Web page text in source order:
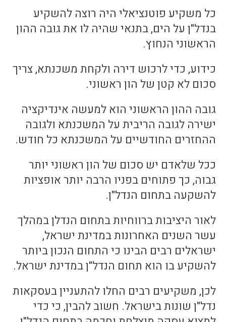
כל משקיע פוטנציאלי היה רוצה להשקיע
בנדל"ן על הים, בתנאי שהיה לו את גובה ההון
הראשוני הנחוץ.
כידוע, כדי לרכוש דירה ולקחת משכנתא, צריך
סכום לא קטן של הון ראשוני.
גובה ההון הראשוני הוא למעשה אינדיקציה
ישירה לגובה הריבית על המשכנתא ולגובה
ההחזרים החודשיים על המשכנתא כל חודש.
ככל שלאדם יש סכום של הון ראשוני יותר
גבוה, כך פתוחים בפניו הרבה יותר אופציות
להשקעה בתחום הנדל"ן.
לאור היציבות ברווחיות בתחום הנדלן במהלך
עשר השנים האחרונות במדינת ישראל,
ישראלים רבים הבינו כי התחום הנכון ביותר
להשקיע בו הוא תחום הנדל"ן במדינת ישראל.
לכן, משקיעים רבים החלו להתעניין בעסקאות
נדל"ן שונות בישראל. חשוב להבין, כי כדי